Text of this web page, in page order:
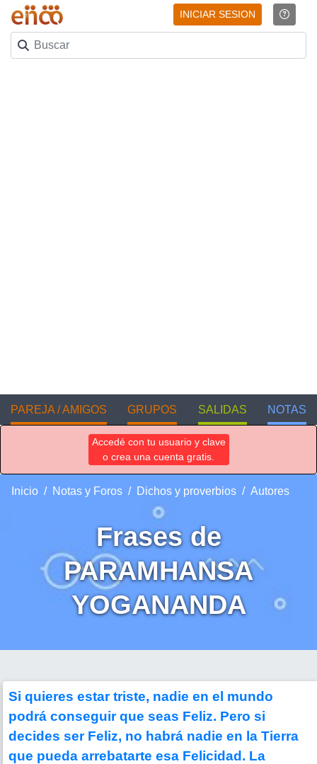
INICIAR SESION
PAREJA / AMIGOS GRUPOS SALIDAS NOTAS
Accedé con tu usuario y clave
o crea una cuenta gratis.
Inicio Notas y Foros Dichos y proverbios Autores
Frases de
PARAMHANSA
YOGANANDA
Si quieres estar triste, nadie en el mundo
podrá conseguir que seas Feliz. Pero si
decides ser Feliz, no habrá nadie en la Tierra
que pueda arrebatarte esa Felicidad. La